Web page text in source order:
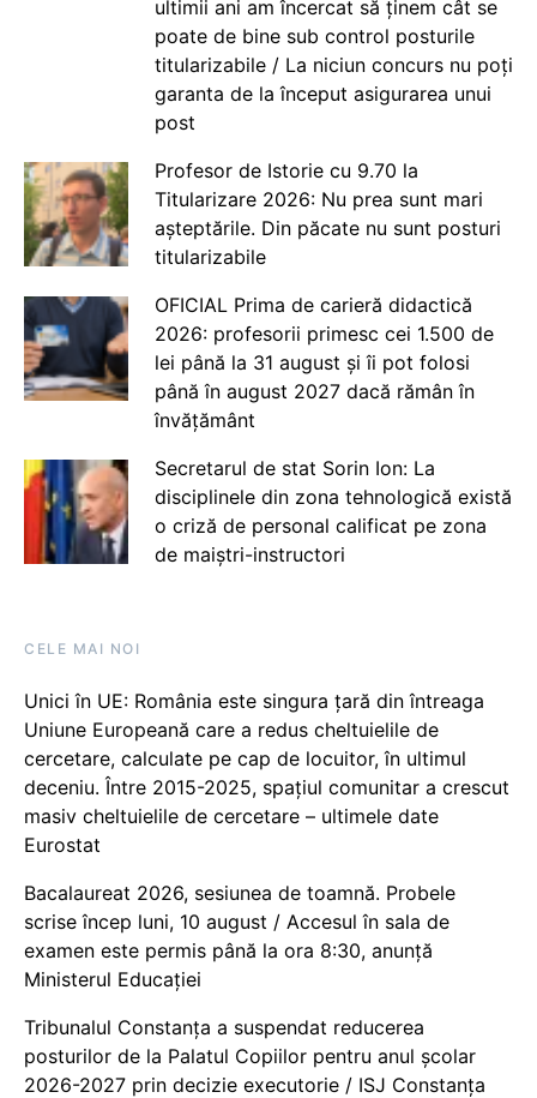
ultimii ani am încercat să ținem cât se
poate de bine sub control posturile
titularizabile / La niciun concurs nu poți
garanta de la început asigurarea unui
post
Profesor de Istorie cu 9.70 la
Titularizare 2026: Nu prea sunt mari
așteptările. Din păcate nu sunt posturi
titularizabile
OFICIAL Prima de carieră didactică
2026: profesorii primesc cei 1.500 de
lei până la 31 august și îi pot folosi
până în august 2027 dacă rămân în
învățământ
Secretarul de stat Sorin Ion: La
disciplinele din zona tehnologică există
o criză de personal calificat pe zona
de maiștri-instructori
CELE MAI NOI
Unici în UE: România este singura țară din întreaga
Uniune Europeană care a redus cheltuielile de
cercetare, calculate pe cap de locuitor, în ultimul
deceniu. Între 2015-2025, spațiul comunitar a crescut
masiv cheltuielile de cercetare – ultimele date
Eurostat
Bacalaureat 2026, sesiunea de toamnă. Probele
scrise încep luni, 10 august / Accesul în sala de
examen este permis până la ora 8:30, anunță
Ministerul Educației
Tribunalul Constanța a suspendat reducerea
posturilor de la Palatul Copiilor pentru anul școlar
2026-2027 prin decizie executorie / ISJ Constanța